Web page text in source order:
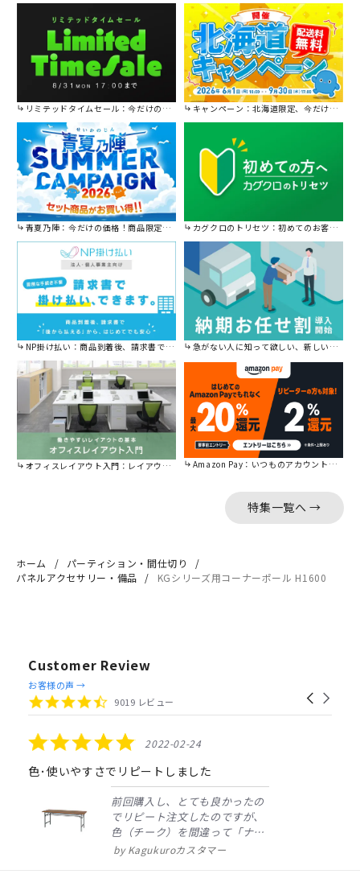
リミテッドタイムセール：今だけの限定セール。 キャンペーン：北海道限定、今だけ送料無料！
青夏乃陣：今だけの価格！商品限定セール開催中です。 カグクロのトリセツ：初めてのお客様はこちら。
NP掛け払い：商品到着後、請求書で後から払えます。 急がない人に知って欲しい、新しい割引を始めました。
オフィスレイアウト入門：レイアウトの基本をご紹介。 Amazon Pay：いつものアカウントで簡単に決済可能。
特集一覧へ →
ホーム
パーティション・間仕切り
パネルアクセサリー・備品
KGシリーズ用コーナーポール H1600
Customer Review
Reviews
carousel
Carousel
4.4
star
9019 レビュー
お客様の声 →
5.0
star
rating
2022-02-24
色･使いやすさでリピートしました
前回購入し、とても良かったの
でリピート注文したのですが、
色（チーク）を間違って「ナチ
ュラル」としてしまいました。
Kagukuroカスタマー